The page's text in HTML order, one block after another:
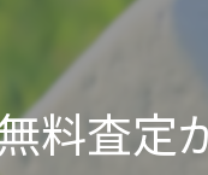
料査定